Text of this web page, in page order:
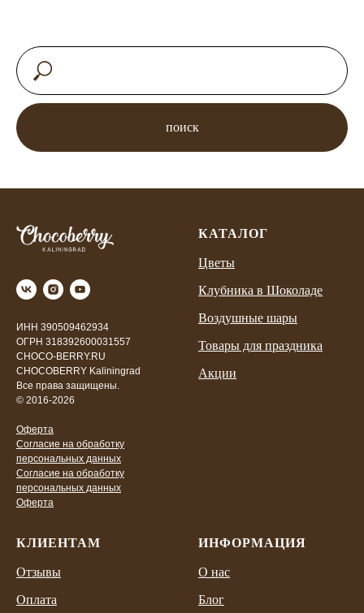
поиск
ИНН 390509462934
ОГРН 318392600031557
CHOCO-BERRY.RU
CHOCOBERRY Kaliningrad
Все права защищены.
© 2016-2026
Оферта
Согласие на обработку
персональных данных
Согласие на обработку
персональных данных
Оферта
КАТАЛОГ
Цветы
Клубника в Шоколаде
Воздушные шары
Товары для праздника
Акции
КЛИЕНТАМ
Отзывы
Оплата
ИНФОРМАЦИЯ
О нас
Блог